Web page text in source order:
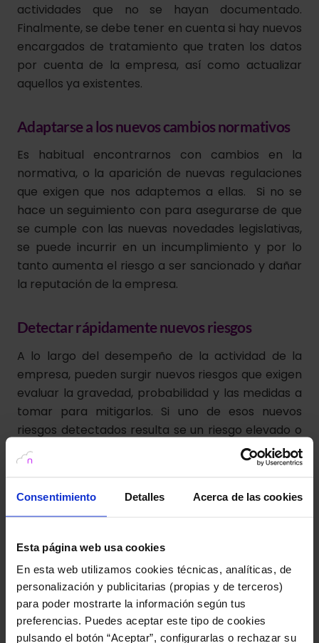
Consentimiento Detalles Acerca de las cookies
Esta página web usa cookies
En esta web utilizamos cookies técnicas, analíticas, de
personalización y publicitarias (propias y de terceros)
para poder mostrarte la información según tus
preferencias. Puedes aceptar este tipo de cookies
pulsando el botón “Aceptar”, configurarlas o rechazar su
actividades que no se hayan documentado.
Finalmente, se debe tener en cuenta si hay nuevos
encargados de tratamiento que traten los datos
por cuenta de la empresa, así como actualizar
aquellos ya existentes.
Adaptarse a los nuevos cambios normativos
Es habitual encontrarnos con cambios en la
normativa, o la aparición de nuevas regulaciones
que exigen que nos adaptemos a ellas. Si no se
hace un seguimiento con para asegurarse de que
se cumple con las nuevas novedades legislativas,
se puede incurrir en un incumplimiento y por lo
tanto aumenta el riesgo a ser sancionado y dañar
la reputación de la empresa.
Detectar rápidamente nuevos riesgos
A lo largo del desempeño de la actividad de la
empresa, pueden surgir nuevos riesgos que exigen
evaluar la gravedad, probabilidad y las medidas a
tomar para mitigarlos. Si uno de esos nuevos
riesgos detectados resulta se un riesgo elevado o
un tratamiento a gran escala de datos
especialmente sensibles, se exigirá que se realice
seguir realizando tu actividad tranquilamente,
estando seguro de que los datos de quienes han
confiado en ti están a salvo.
Disponer de toda la documentación siempre
actualizada
En caso de que se realice una inspección en las